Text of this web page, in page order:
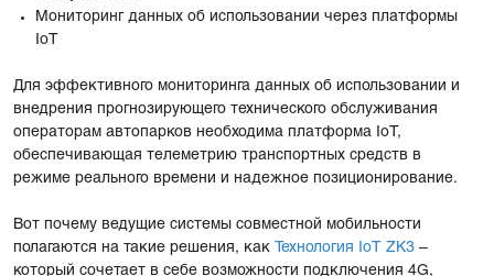
Мониторинг данных об использовании через платформы
IoT
Для эффективного мониторинга данных об использовании и
внедрения прогнозирующего технического обслуживания
операторам автопарков необходима платформа IoT,
обеспечивающая телеметрию транспортных средств в
режиме реального времени и надежное позиционирование.
Вот почему ведущие системы совместной мобильности
полагаются на такие решения, как Технология IoT ZK3 –
который сочетает в себе возможности подключения 4G,